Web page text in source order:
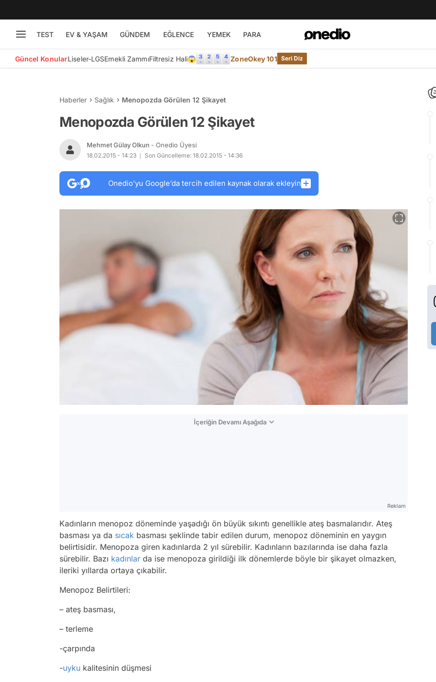
TEST EV & YAŞAM GÜNDEM EĞLENCE YEMEK PARA
Güncel KonularLiseler-LGSEmekli ZammıFiltresiz Hali😱 ZoneOkey 101 Seri Diz
Haberler Sağlık Menopozda Görülen 12 Şikayet
Menopozda Görülen 12 Şikayet
Mehmet Gülay Olkun - Onedio Üyesi
18.02.2015 - 14:23 Son Güncelleme: 18.02.2015 - 14:36
Onedio’yu Google’da tercih edilen kaynak olarak ekleyin
İçeriğin Devamı Aşağıda
Reklam
Kadınların menopoz döneminde yaşadığı ön büyük sıkıntı genellikle ateş basmalarıdır. Ateş
basması ya da sıcak basması şeklinde tabir edilen durum, menopoz döneminin en yaygın
belirtisidir. Menopoza giren kadınlarda 2 yıl sürebilir. Kadınların bazılarında ise daha fazla
sürebilir. Bazı kadınlar da ise menopoza girildiği ilk dönemlerde böyle bir şikayet olmazken,
ileriki yıllarda ortaya çıkabilir.
Menopoz Belirtileri:
– ateş basması,
– terleme
-çarpında
-uyku kalitesinin düşmesi